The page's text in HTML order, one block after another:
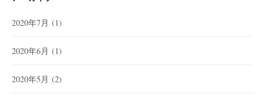
2020年7月 (1)
2020年6月 (1)
2020年5月 (2)